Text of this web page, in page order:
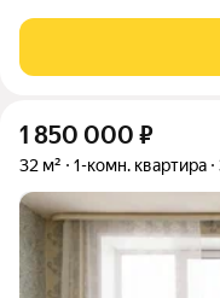
1 850 000 ₽
32 м² 1-комн. квартира